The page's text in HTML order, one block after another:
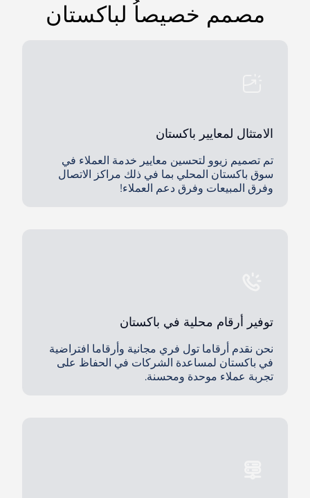
مصمم خصيصاُ لباكستان
الامتثال لمعايير باكستان
تم تصميم زيوو لتحسين معايير خدمة العملاء في
سوق باكستان المحلي بما في ذلك مراكز الاتصال
وفرق المبيعات وفرق دعم العملاء!
توفير أرقام محلية في باكستان
نحن نقدم أرقاما تول فري مجانية وأرقاما افتراضية
في باكستان لمساعدة الشركات في الحفاظ على
تجربة عملاء موحدة ومحسنة.